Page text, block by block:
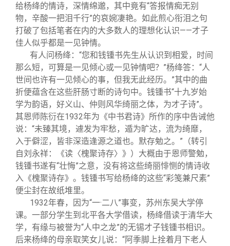
联系我们
给杨绛的情诗，深情绵邈，其中竟有“答报情痴无别
物，辛酸一把泪千行”的哀婉凄艳。如此煎心衔泪之句
打破了包括笔者在内的大多数人的理想化认识——才子
佳人似乎都是一见钟情。
有人问杨绛：“您和钱锺书先生从认识到相爱，时间
那么短，可算是一见倾心或一见钟情吧？”杨绛答：“人
世间也许有一见倾心的事，但我无此经历。”其中的曲
折便蕴含在这些肝肠寸断的诗句中。钱锺书“十九岁始
学为韵语，好义山、仲则风华绮丽之体，为才子诗”。
其恩师陈衍在1932年为《中书君诗》所作的序中告诫他
说：“未臻其境，遽发为牢愁，遁为旷达，流为绮靡，
入于僻涩，皆非深造逢源之道也。默存勉之。”（转引
自刘永祥：《读〈槐聚诗存〉》）大概由于恩师警勉，
钱锺书遂有“壮悔”之意，没有将这些绮丽悱恻的情诗收
入《槐聚诗存》。钱锺书写给杨绛的这些“彩笺兼尺素”
便尘封在故纸堆里。
1932年春，因为“一·二八”事变，苏州东吴大学停
课。一部分学生到北平各大学借读，杨绛借读于清华大
学，有缘与被誉为“人中之龙”的无锡才子钱锺书相识。
后来杨绛的母亲取笑女儿说：“阿季脚上拴着月下老人